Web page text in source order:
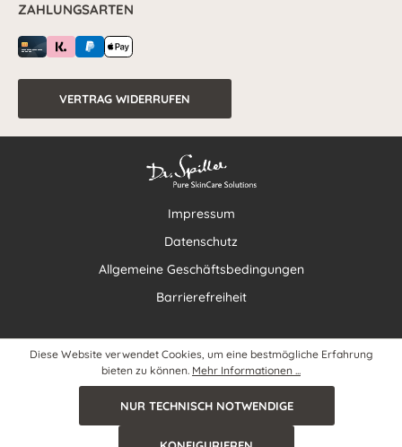
ZAHLUNGSARTEN
VERTRAG WIDERRUFEN
Impressum
Datenschutz
Allgemeine Geschäftsbedingungen
Barrierefreiheit
Diese Website verwendet Cookies, um eine bestmögliche Erfahrung
bieten zu können. Mehr Informationen ...
NUR TECHNISCH NOTWENDIGE